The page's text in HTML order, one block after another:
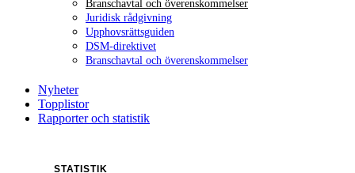
Branschavtal och överenskommelser
Juridisk rådgivning
Upphovsrättsguiden
DSM-direktivet
Branschavtal och överenskommelser
Nyheter
Topplistor
Rapporter och statistik
STATISTIK